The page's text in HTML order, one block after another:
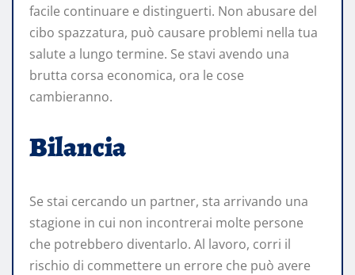
facile continuare e distinguerti. Non abusare del
cibo spazzatura, può causare problemi nella tua
salute a lungo termine. Se stavi avendo una
brutta corsa economica, ora le cose
cambieranno.
Bilancia
Se stai cercando un partner, sta arrivando una
stagione in cui non incontrerai molte persone
che potrebbero diventarlo. Al lavoro, corri il
rischio di commettere un errore che può avere